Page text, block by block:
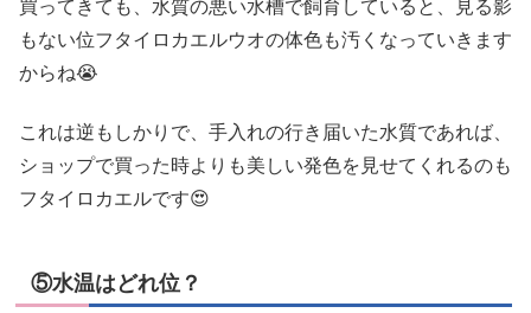
買ってきても、水質の悪い水槽で飼育していると、見る影
もない位フタイロカエルウオの体色も汚くなっていきます
からね😭
これは逆もしかりで、手入れの行き届いた水質であれば、
ショップで買った時よりも美しい発色を見せてくれるのも
フタイロカエルです😍
⑤水温はどれ位？